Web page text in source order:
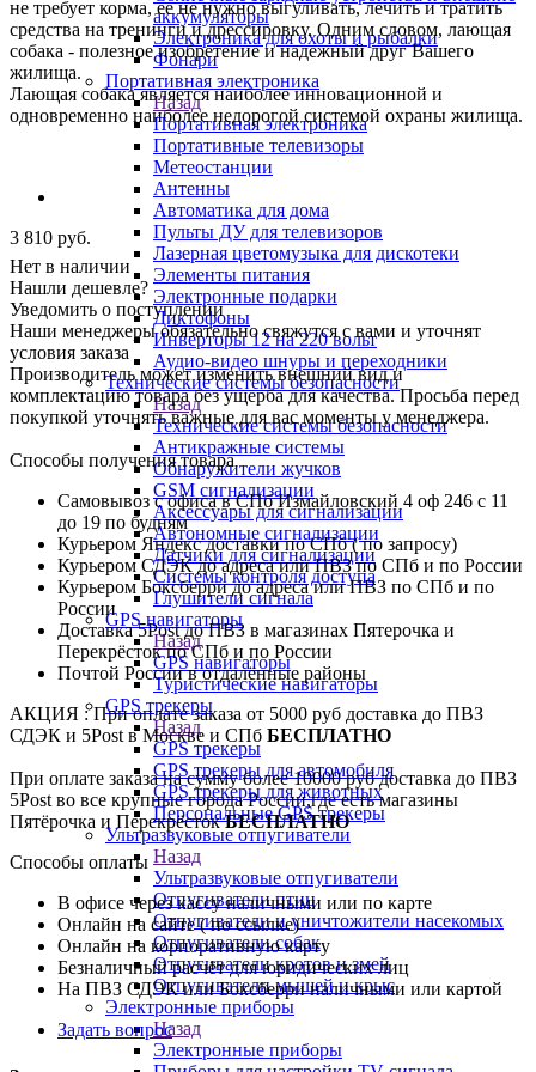
аккумуляторы
Электроника для охоты и рыбалки
Фонари
Портативная электроника
Назад
Портативная электроника
Портативные телевизоры
Метеостанции
Антенны
Автоматика для дома
Пульты ДУ для телевизоров
Лазерная цветомузыка для дискотеки
Элементы питания
Электронные подарки
Диктофоны
Инверторы 12 на 220 вольт
Аудио-видео шнуры и переходники
Технические системы безопасности
Назад
Технические системы безопасности
Антикражные системы
Обнаружители жучков
GSM сигнализации
Аксессуары для сигнализации
Автономные сигнализации
Датчики для сигнализации
Системы контроля доступа
Глушители сигнала
GPS навигаторы
Назад
GPS навигаторы
Туристические навигаторы
GPS трекеры
Назад
GPS трекеры
GPS трекеры для автомобиля
GPS трекеры для животных
Персональные GPS трекеры
Ультразвуковые отпугиватели
Назад
Ультразвуковые отпугиватели
Отпугиватели птиц
Отпугиватели и уничтожители насекомых
Отпугиватели собак
Отпугиватели кротов и змей
Отпугиватели мышей и крыс
Электронные приборы
Назад
Электронные приборы
не требует корма, ее не нужно выгуливать, лечить и тратить
средства на тренинги и дрессировку. Одним словом, лающая
собака - полезное изобретение и надежный друг Вашего
жилища.
Лающая собака является наиболее инновационной и
одновременно наиболее недорогой системой охраны жилища.
3 810 руб.
Нет в наличии
Нашли дешевле?
Уведомить о поступлении
Наши менеджеры обязательно свяжутся с вами и уточнят
условия заказа
Производитель может изменить внешний вид и
комплектацию товара без ущерба для качества. Просьба перед
покупкой уточнять важные для вас моменты у менеджера.
Способы получения товара
Самовывоз с офиса в СПб Измайловский 4 оф 246 с 11
до 19 по будням
Курьером Яндекс доставки по СПб ( по запросу)
Курьером СДЭК до адреса или ПВЗ по СПб и по России
Курьером Боксберри до адреса или ПВЗ по СПб и по
России
Доставка 5Post до ПВЗ в магазинах Пятерочка и
Перекрёсток по СПб и по России
Почтой России в отдалённые районы
АКЦИЯ : При оплате заказа от 5000 руб доставка до ПВЗ
СДЭК и 5Post в Москве и СПб БЕСПЛАТНО
При оплате заказа на сумму более 10000 руб доставка до ПВЗ
5Post во все крупные города России,где есть магазины
Пятёрочка и ПерекрёстокБЕСПЛАТНО
Способы оплаты
В офисе через кассу наличными или по карте
Онлайн на сайте ( по ссылке)
Онлайн на корпоративную карту
Безналичный расчёт для юридических лиц
На ПВЗ СДЭК или Боксберри наличными или картой
Задать вопрос